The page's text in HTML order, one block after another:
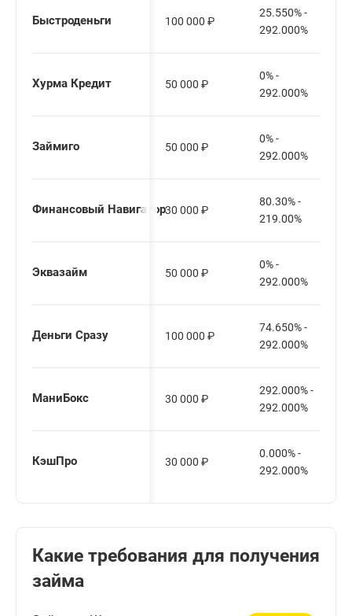
Быстроденьги 100 000 ₽
25.550% -
292.000%
Хурма Кредит 50 000 ₽
0% -
292.000%
Займиго 50 000 ₽
0% -
292.000%
Финансовый Навигатор30 000 ₽
80.30% -
219.00%
Эквазайм 50 000 ₽
0% -
292.000%
Деньги Сразу 100 000 ₽
74.650% -
292.000%
МаниБокс 30 000 ₽
292.000% -
292.000%
КэшПро 30 000 ₽
0.000% -
292.000%
Какие требования для получения
займа